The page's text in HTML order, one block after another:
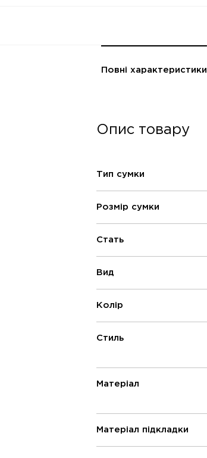
Повні характеристики
Опис товару
Тип сумки
Розмір сумки
Стать
Вид
Колір
Стиль
Матеріал
Матеріал підкладки